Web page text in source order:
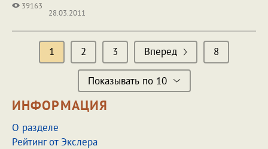
39163
28.03.2011
1 2 3 Вперед 8
Показывать по 10
ИНФОРМАЦИЯ
О разделе
Рейтинг от Экслера